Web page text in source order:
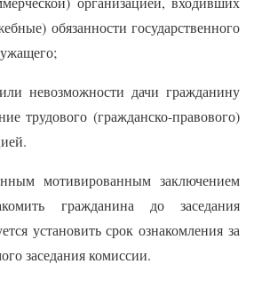
обязанности государственного
невозможности дачи гражданину
трудового (гражданско-правового)
мотивированным заключением
гражданина до заседания
установить срок ознакомления за
заседания комиссии.